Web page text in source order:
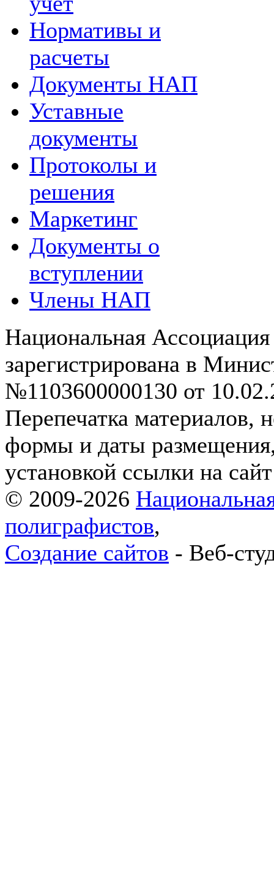
Нормативы и
расчеты
Документы НАП
Уставные
документы
Протоколы и
решения
Маркетинг
Документы о
вступлении
Члены НАП
Национальная
зарегистрирована в
№1103600000130 от
Перепечатка материалов,
формы и даты
установкой ссылки на
© 2009-2026
полиграфистов,
Создание сайтов - Веб-